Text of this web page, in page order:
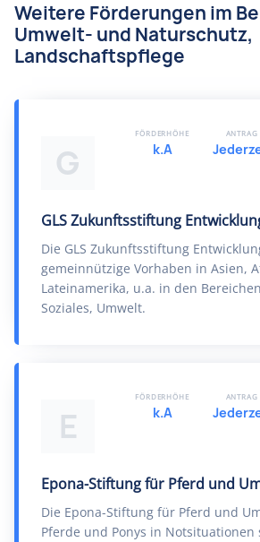
Weitere Förderungen im
Umwelt- und Naturschutz,
Landschaftspflege
G
GLS Zukunftsstiftung
Die GLS Zukunftsstiftung
gemeinnützige Vorhaben in Asien,
Lateinamerika, u.a. in den
Soziales, Umwelt.
FÖRDERHÖHE
k.A
ANTRAG
E
Epona-Stiftung für Pferd und
Die Epona-Stiftung für Pferd und
Pferde und Ponys in Notsituationen
FÖRDERHÖHE
k.A
ANTRAG